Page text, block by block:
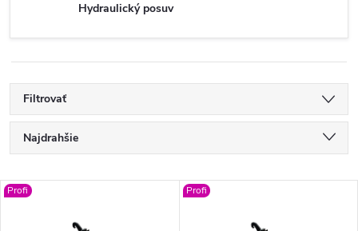
Hydraulický posuv
Filtrovať
R
a
Najdrahšie
Najpredávanejšie
V
Profi Profi